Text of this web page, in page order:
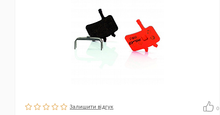
Залишити вiдгук 0